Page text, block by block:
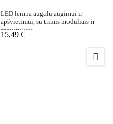
LED lempa augalų augimui ir
apšvietimui, su trimis moduliais ir
spaustukais
15,49 €
